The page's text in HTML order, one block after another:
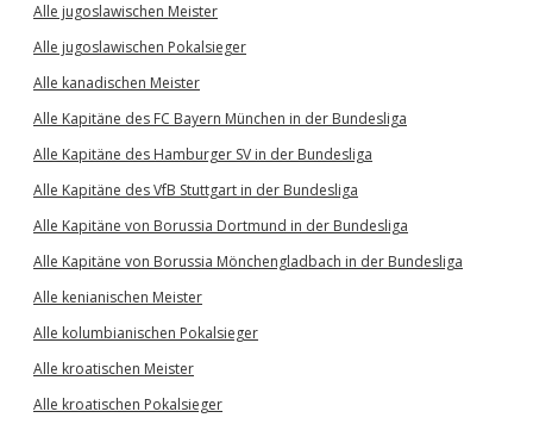
Alle jugoslawischen Meister
Alle jugoslawischen Pokalsieger
Alle kanadischen Meister
Alle Kapitäne des FC Bayern München in der Bundesliga
Alle Kapitäne des Hamburger SV in der Bundesliga
Alle Kapitäne des VfB Stuttgart in der Bundesliga
Alle Kapitäne von Borussia Dortmund in der Bundesliga
Alle Kapitäne von Borussia Mönchengladbach in der Bundesliga
Alle kenianischen Meister
Alle kolumbianischen Pokalsieger
Alle kroatischen Meister
Alle kroatischen Pokalsieger